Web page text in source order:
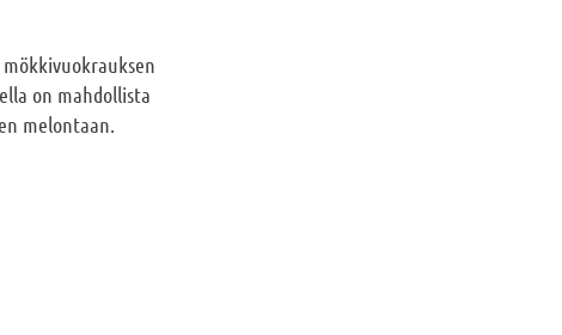
on mahdollista
melontaan.